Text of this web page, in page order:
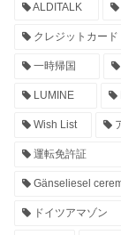
ALDITALK
クレジットカード
一時帰国
LUMINE
Wish List
運転免許証
Gänseliesel
ドイツアマゾン